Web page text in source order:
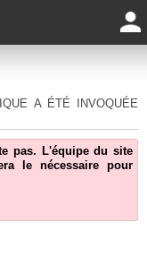
A ÉTÉ INVOQUÉE
pas. L'équipe du site
le nécessaire pour